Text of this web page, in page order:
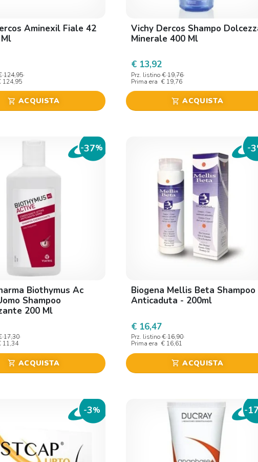
Aminexil Fiale 42
124,95
124,95
shopping_cart ACQUISTA
Vichy Dercos Shampo
Minerale 400 Ml
€ 13,92
Prz. listino € 19,76
Prima era € 19,76
shopping_cart ACQUISTA
-37%
Biothymus Ac
Shampoo
200 Ml
17,30
11,34
shopping_cart ACQUISTA
-3
Biogena Mellis Beta Shampoo
Anticaduta - 200ml
€ 16,47
Prz. listino € 16,90
Prima era € 16,61
shopping_cart ACQUISTA
-3% -17